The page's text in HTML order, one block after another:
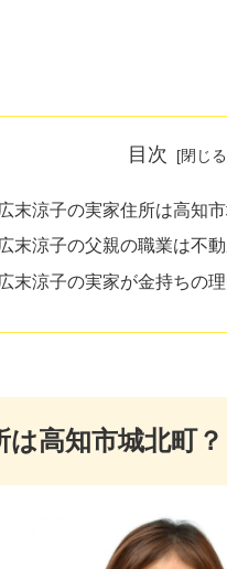
目次
広末涼子の実家住所は高知
広末涼子の父親の職業は不動
広末涼子の実家が金持ちの
高知市城北町？